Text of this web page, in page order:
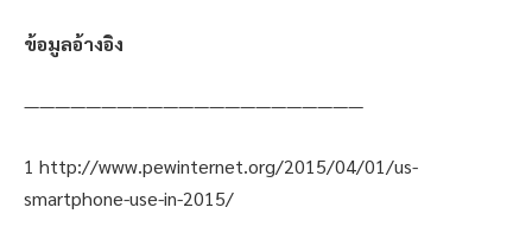
ข้อมูลอ้างอิง
——————————————————————
1 http://www.pewinternet.org/2015/04/01/us-
smartphone-use-in-2015/